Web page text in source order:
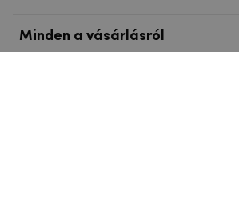
Minden a vásárlásról